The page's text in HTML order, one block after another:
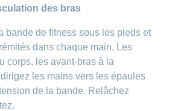
des bras
bande de fitness sous les pieds et
dans chaque main. Les
corps, les avant-bras à la
les mains vers les épaules
de la bande. Relâchez